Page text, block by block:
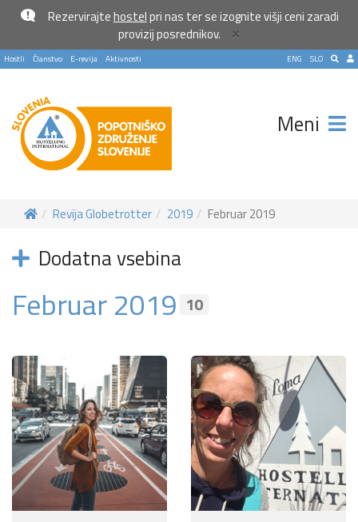
Rezervirajtehostelpri nas ter se izognite višji ceni zaradi
provizij posrednikov.
×
Hostli Članstvo E-revija Aktivnosti SLO
ENG
Meni
Revija Globetrotter 2019 Februar 2019
Dodatna vsebina
Februar 2019 10
Pošlji VESELJE5 na 1919 in
doniraj 5 €
Pomagaj otrokom z manj priložnostmi do počitnic na morju.
Ne hvala